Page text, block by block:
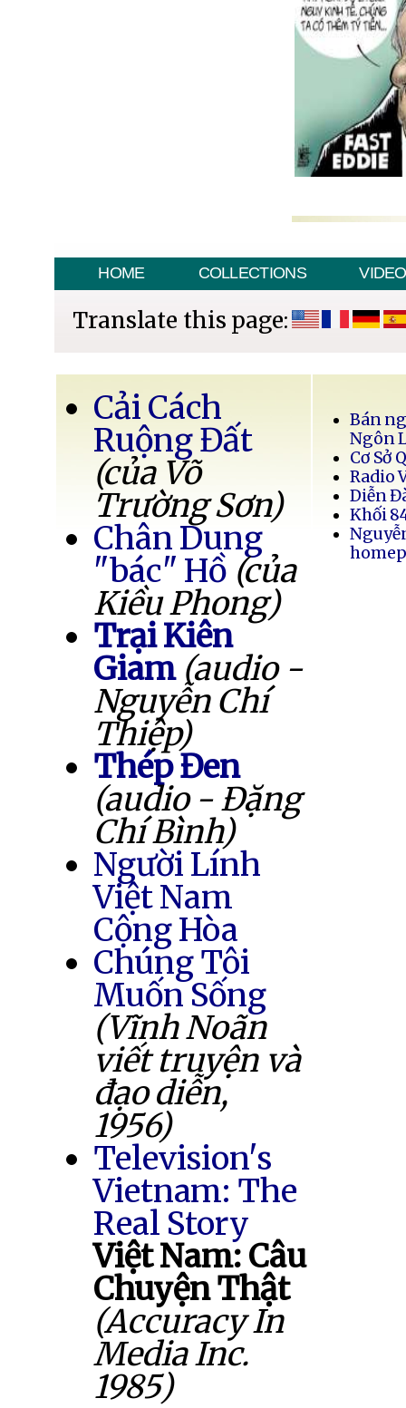
HOME COLLECTIONS VIDEO
Translate this page:
Cải Cách
Ruộng Đất
(của Võ
Trường Sơn)
Chân Dung
"bác" Hồ (của
Kiều Phong)
Trại Kiên
Giam (audio -
Nguyễn Chí
Thiệp)
Thép Đen
(audio - Đặng
Chí Bình)
Người Lính
Việt Nam
Cộng Hòa
Chúng Tôi
Muốn Sống
(Vĩnh Noãn
viết truyện và
đạo diễn,
1956)
Television's
Vietnam: The
Real Story
Việt Nam: Câu
Chuyện Thật
(Accuracy In
Media Inc.
1985)
Bán
Ngôn
Cơ Sở
Radio
Diễn
Khối